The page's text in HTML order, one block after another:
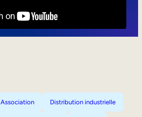
Association Distribution industrielle